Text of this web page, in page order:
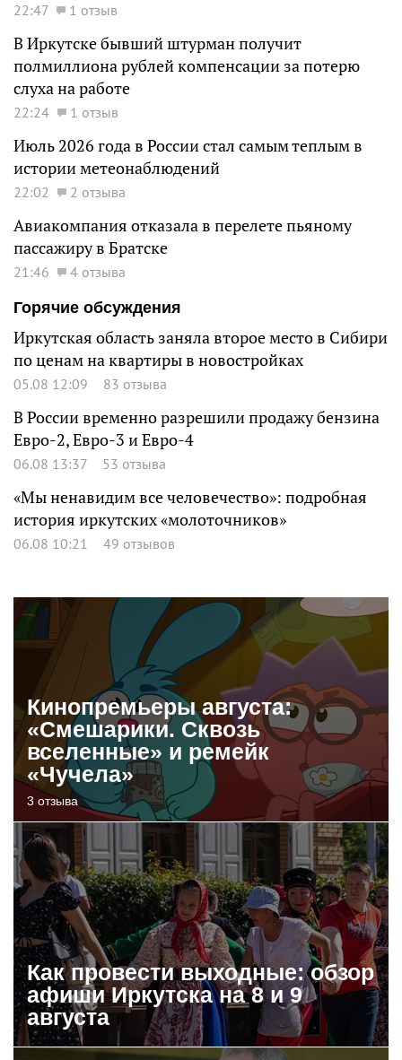
22:47 1 отзыв
В Иркутске бывший штурман получит
полмиллиона рублей компенсации за потерю
слуха на работе
22:24 1 отзыв
Июль 2026 года в России стал самым теплым в
истории метеонаблюдений
22:02 2 отзыва
Авиакомпания отказала в перелете пьяному
пассажиру в Братске
21:46
4 отзыва
Горячие обсуждения
Иркутская область заняла второе место в Сибири
по ценам на квартиры в новостройках
05.08 12:09 83 отзыва
В России временно разрешили продажу бензина
Евро-2, Евро-3 и Евро-4
06.08 13:37 53 отзыва
«Мы ненавидим все человечество»: подробная
история иркутских «молоточников»
06.08 10:21 49 отзывов
Кинопремьеры августа:
«Смешарики. Сквозь
вселенные» и ремейк
«Чучела»
3 отзыва
Как провести выходные: обзор
афиши Иркутска на 8 и 9
августа